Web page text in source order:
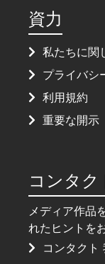
資力
私たちに関
プライバシ
利用規約
重要な開示
コンタク
メディア作品
れたヒントを
コンタクト